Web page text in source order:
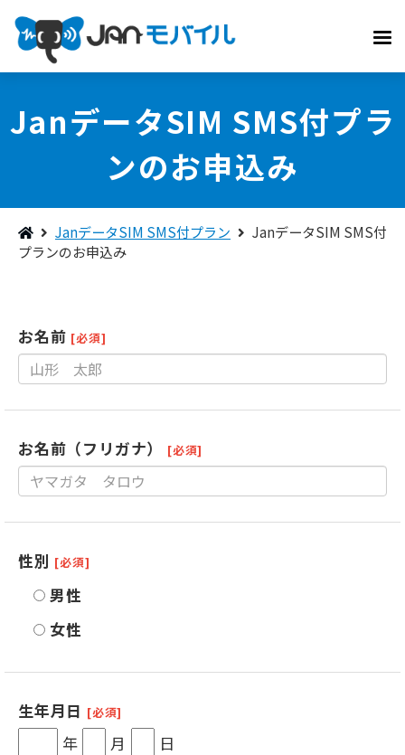
JanデータSIM SMS付プラ
ンのお申込み
JanデータSIM SMS付プラン
JanデータSIM SMS付
プランのお申込み
お名前 [必須]
お名前（フリガナ） [必須]
性別 [必須]
男性
女性
生年月日 [必須]
年 月 日